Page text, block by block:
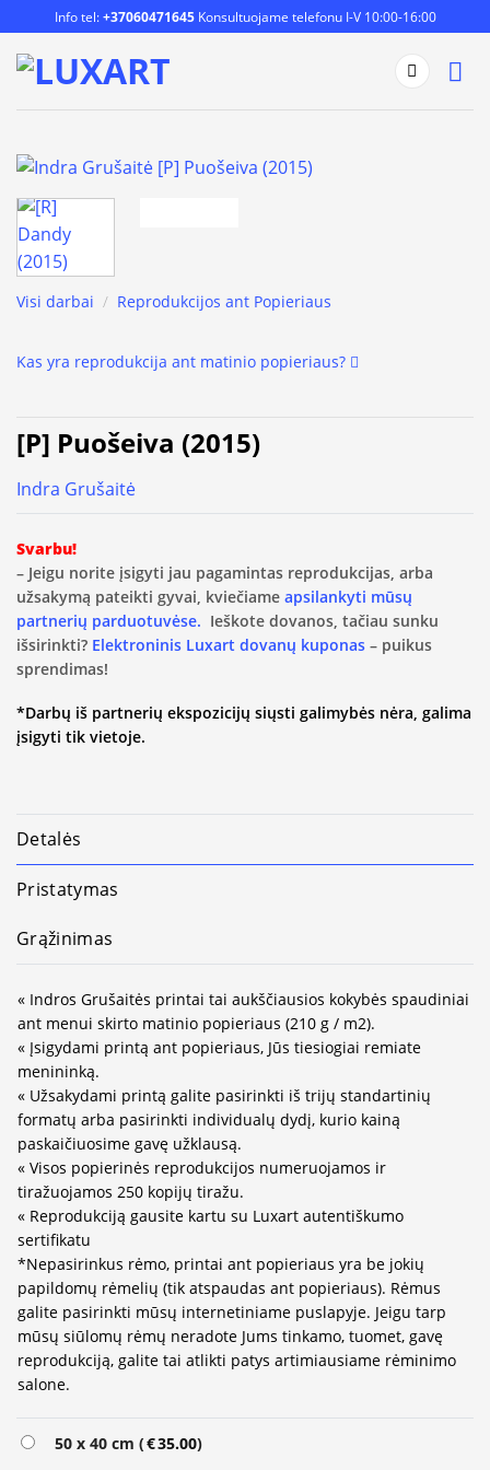
to
content
Info tel:+37060471645Konsultuojame telefonu I-V 10:00-16:00
Visi darbai / Reprodukcijos ant Popieriaus
Kas yra reprodukcija ant matinio popieriaus?
[P] Puošeiva (2015)
Indra Grušaitė
Svarbu!
– Jeigu norite įsigyti jau pagamintas reprodukcijas, arba
užsakymą pateikti gyvai, kviečiame apsilankyti mūsų
partnerių parduotuvėse. Ieškote dovanos, tačiau sunku
išsirinkti? Elektroninis Luxart dovanų kuponas – puikus
sprendimas!
*Darbų iš partnerių ekspozicijų siųsti galimybės nėra, galima
įsigyti tik vietoje.
Detalės
Pristatymas
Grąžinimas
« Indros Grušaitės printai tai aukščiausios kokybės spaudiniai
ant menui skirto matinio popieriaus (210 g / m2).
« Įsigydami printą ant popieriaus, Jūs tiesiogiai remiate
menininką.
« Užsakydami printą galite pasirinkti iš trijų standartinių
formatų arba pasirinkti individualų dydį, kurio kainą
paskaičiuosime gavę užklausą.
« Visos popierinės reprodukcijos numeruojamos ir
tiražuojamos 250 kopijų tiražu.
« Reprodukciją gausite kartu su Luxart autentiškumo
sertifikatu
*Nepasirinkus rėmo, printai ant popieriaus yra be jokių
papildomų rėmelių (tik atspaudas ant popieriaus). Rėmus
galite pasirinkti mūsų internetiniame puslapyje. Jeigu tarp
mūsų siūlomų rėmų neradote Jums tinkamo, tuomet, gavę
reprodukciją, galite tai atlikti patys artimiausiame rėminimo
salone.
50 x 40 cm (€35.00)